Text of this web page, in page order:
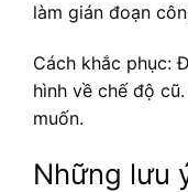
làm gián đoạn
Cách khắc phục:
hình về chế độ
muốn.
Những lưu